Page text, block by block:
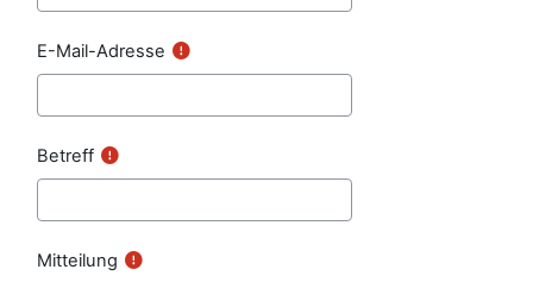
E-Mail-Adresse
Betreff
Mitteilung